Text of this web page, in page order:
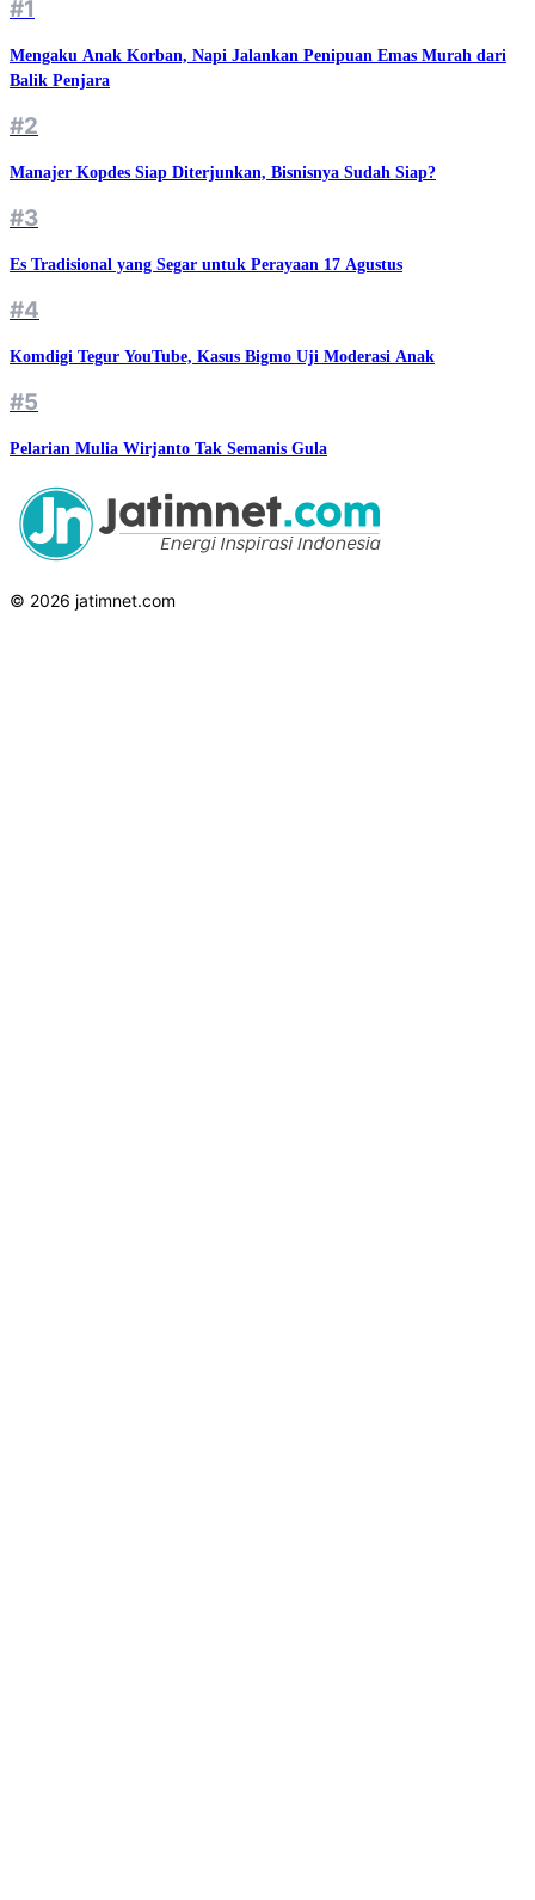
#1
Mengaku Anak Korban, Napi Jalankan Penipuan Emas Murah dari
Balik Penjara
#2
Manajer Kopdes Siap Diterjunkan, Bisnisnya Sudah Siap?
#3
Es Tradisional yang Segar untuk Perayaan 17 Agustus
#4
Komdigi Tegur YouTube, Kasus Bigmo Uji Moderasi Anak
#5
Pelarian Mulia Wirjanto Tak Semanis Gula
© 2026 jatimnet.com